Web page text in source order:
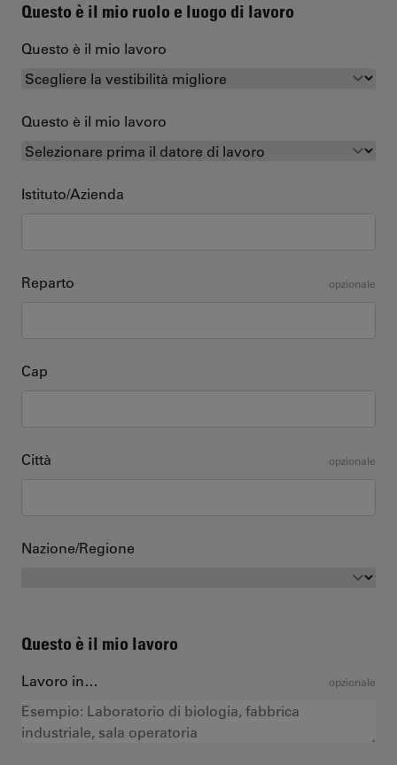
Questo è il mio ruolo e luogo di lavoro
Questo è il mio lavoro
Questo è il mio lavoro
Istituto/Azienda
Reparto opzionale
Cap
Città opzionale
Nazione/Regione
Questo è il mio lavoro
Lavoro in… opzionale